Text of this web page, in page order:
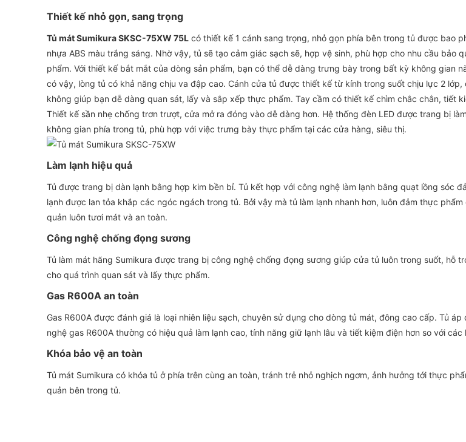
Thiết kế nhỏ gọn, sang trọng
Tủ mát Sumikura SKSC-75XW 75L có thiết kế 1 cánh sang trọng, nhỏ gọn phía bên trong tủ được bao
nhựa ABS màu trắng sáng. Nhờ vậy, tủ sẽ tạo cảm giác sạch sẽ, hợp vệ sinh, phù hợp cho nhu cầu bảo
phẩm. Với thiết kế bắt mắt của dòng sản phẩm, bạn có thể dễ dàng trưng bày trong bất kỳ không gian
có vậy, lòng tủ có khả năng chịu va đập cao. Cánh cửa tủ được thiết kế từ kính trong suốt chịu lực 2 lớp,
không giúp bạn dễ dàng quan sát, lấy và sắp xếp thực phẩm. Tay cầm có thiết kế chìm chắc chắn, tiết
Thiết kế sần nhẹ chống trơn trượt, cửa mở ra đóng vào dễ dàng hơn. Hệ thống đèn LED được trang bị
không gian phía trong tủ, phù hợp với việc trưng bày thực phẩm tại các cửa hàng, siêu thị.
Làm lạnh hiệu quả
Tủ được trang bị dàn lạnh bằng hợp kim bền bỉ. Tủ kết hợp với công nghệ làm lạnh bằng quạt lồng sóc
lạnh được lan tỏa khắp các ngóc ngách trong tủ. Bởi vậy mà tủ làm lạnh nhanh hơn, luôn đảm thực
quản luôn tươi mát và an toàn.
Công nghệ chống đọng sương
Tủ làm mát hãng Sumikura được trang bị công nghệ chống đọng sương giúp cửa tủ luôn trong suốt, hỗ
cho quá trình quan sát và lấy thực phẩm.
Gas R600A an toàn
Gas R600A được đánh giá là loại nhiên liệu sạch, chuyên sử dụng cho dòng tủ mát, đông cao cấp. Tủ áp
nghệ gas R600A thường có hiệu quả làm lạnh cao, tính năng giữ lạnh lâu và tiết kiệm điện hơn so với các
Khóa bảo vệ an toàn
Tủ mát Sumikura có khóa tủ ở phía trên cùng an toàn, tránh trẻ nhỏ nghịch ngơm, ảnh hưởng tới thực
quản bên trong tủ.